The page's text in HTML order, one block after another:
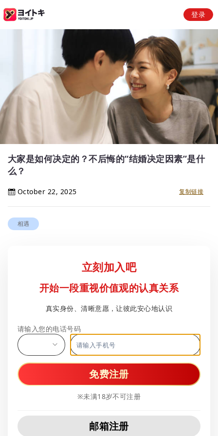
登录
大家是如何决定的？不后悔的“结婚决定因素”是什
么？
October 22, 2025 复制链接
相遇
立刻加入吧
开始一段重视价值观的认真关系
真实身份、清晰意愿，让彼此安心地认识
请输入您的电话号码
免费注册
※未满18岁不可注册
邮箱注册